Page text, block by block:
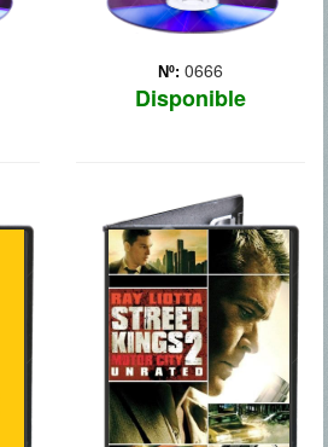
Nº: 0666
Disponible
DUEÑOS DE LA
CALLE 2